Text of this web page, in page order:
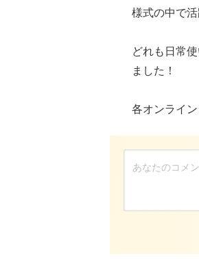
様式の中で
どれも日常
ました！
各オンライ